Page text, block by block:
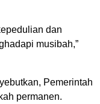
dan
musibah,”
Pemerintah
permanen.